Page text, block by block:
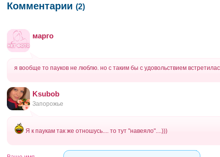
Комментарии (2)
марго
я вообще то пауков не люблю. но с таким бы с удовольствием
Ksubob
Запорожье
Я к паукам так же отношусь.... то тут "навеяло"....)))